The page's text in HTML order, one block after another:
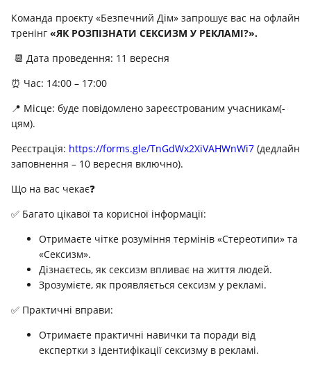
Команда проєкту «Безпечний Дім» запрошує вас на офлайн
тренінг «ЯК РОЗПІЗНАТИ СЕКСИЗМ У РЕКЛАМІ?».
📆 Дата проведення: 11 вересня
⏰ Час: 14:00 – 17:00
📍 Місце: буде повідомлено зареєстрованим учасникам(-
цям).
Реєстрація: https://forms.gle/TnGdWx2XiVAHWnWi7 (дедлайн
заповнення – 10 вересня включно).
Що на вас чекає❓
✅ Багато цікавої та корисної інформації:
Отримаєте чітке розуміння термінів «Стереотипи» та
«Сексизм».
Дізнаєтесь, як сексизм впливає на життя людей.
Зрозумієте, як проявляється сексизм у рекламі.
✅ Практичні вправи:
Отримаєте практичні навички та поради від
експертки з ідентифікації сексизму в рекламі.